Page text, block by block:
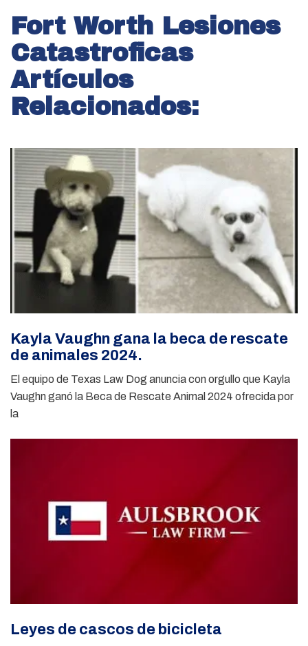
Fort Worth Lesiones
Catastroficas
Artículos
Relacionados:
Kayla Vaughn gana la beca de rescate
de animales 2024.
El equipo de Texas Law Dog anuncia con orgullo que Kayla
Vaughn ganó la Beca de Rescate Animal 2024 ofrecida por
la
Leyes de cascos de bicicleta